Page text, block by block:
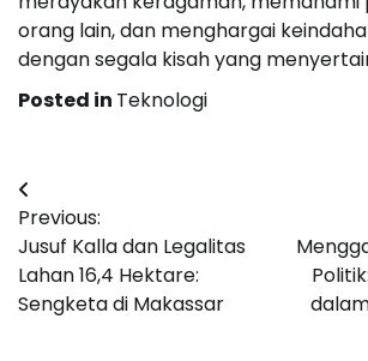
orang lain, dan menghargai
dengan segala kisah yang
Posted in Teknologi
Post
navigation
Previous:
Jusuf Kalla dan Legalitas
Lahan 16,4 Hektare:
Sengketa di Makassar